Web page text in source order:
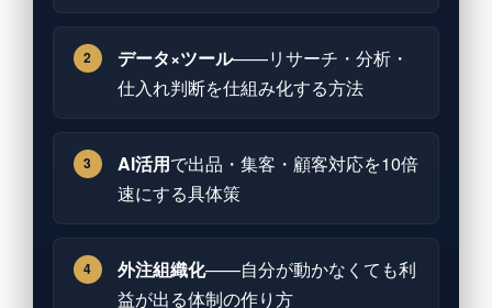
2 データ×ツール——リサーチ・分析・
仕入れ判断を仕組み化する方法
3 AI活用で出品・集客・顧客対応を10倍
速にする具体策
4 外注組織化——自分が動かなくても利
益が出る体制の作り方